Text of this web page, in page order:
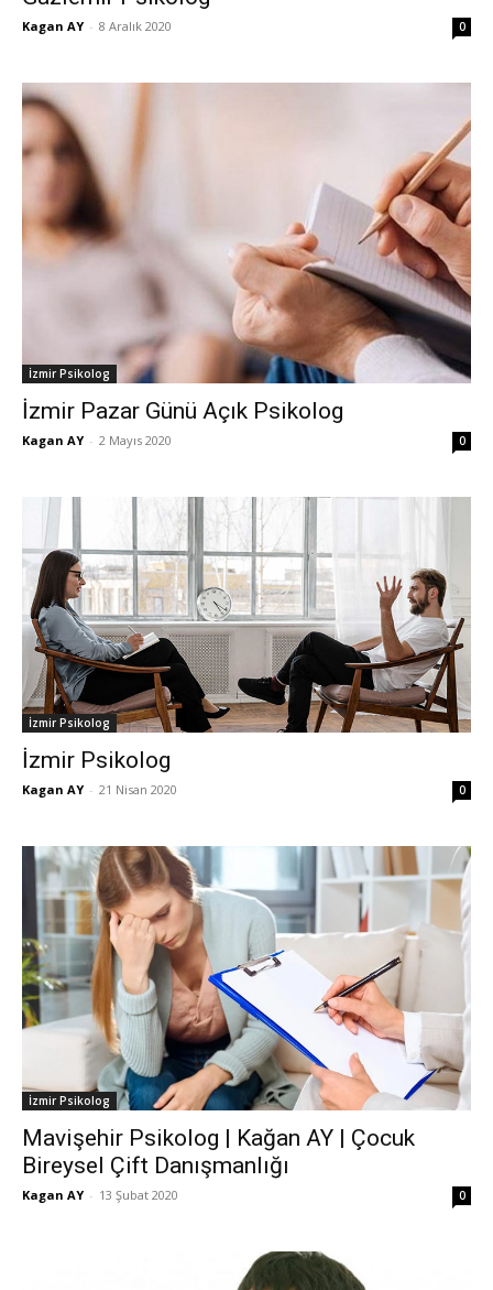
Kagan AY - 8 Aralık 2020 0
İzmir Psikolog
İzmir Pazar Günü Açık Psikolog
Kagan AY - 2 Mayıs 2020 0
İzmir Psikolog
İzmir Psikolog
Kagan AY - 21 Nisan 2020 0
İzmir Psikolog
Mavişehir Psikolog | Kağan AY | Çocuk
Bireysel Çift Danışmanlığı
Kagan AY - 13 Şubat 2020 0